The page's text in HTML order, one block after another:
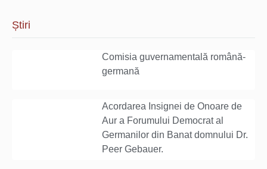
Știri
Comisia guvernamentală română-
germană
Acordarea Insignei de Onoare de
Aur a Forumului Democrat al
Germanilor din Banat domnului Dr.
Peer Gebauer.